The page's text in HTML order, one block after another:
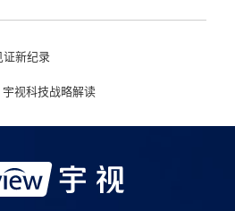
新纪录
视科技战略解读